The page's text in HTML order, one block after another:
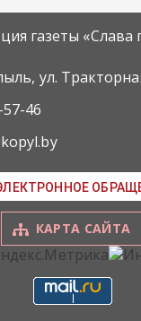
газеты «Слава
ул.
46
КАРТА САЙТА